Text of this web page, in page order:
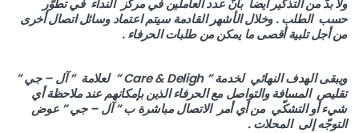
ولا بدّ من التذكير أيضا بأنّ عدد العاملين في مركز النداء في تطوّر
حسب الطلب . وخلال الأشهر القادمة سيتم اعتماد وسائل اتصال أخرى
من أجل تلبية أقصى ما يمكن من طلبات الحرفاء .
ويبقى الهدف النهائي لخدمة ” Care & Deligh ” لعلامة ” آل – جي ”
تقليص المسافة والتواصل مع الحرفاء الذين بإمكانهم عند ملاحظة أي
شيء أو التشكّي من أي أمر الاتصال مباشرة ب ” آل – جي ” عوض
التوجّه إلى المحلات .